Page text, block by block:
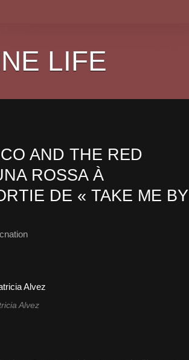
LIFE
AND THE RED
ROSSA À
DE « TAKE ME BY
Alvez